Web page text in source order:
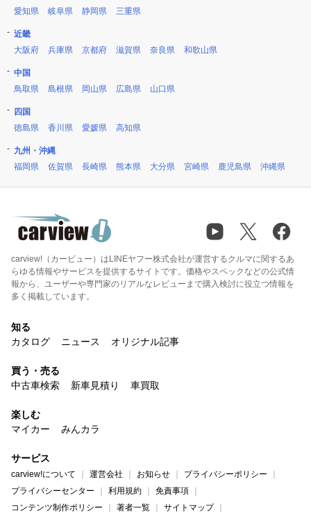
愛知県
岐阜県 静岡県 三重県
近畿
大阪府
兵庫県 京都府 滋賀県 奈良県 和歌山県
中国
鳥取県
島根県 岡山県 広島県 山口県
四国
徳島県
香川県 愛媛県 高知県
九州・沖縄
福岡県
佐賀県 長崎県 熊本県 大分県 宮崎県 鹿児島県 沖縄県
carview!（カービュー）はLINEヤフー株式会社が運営するクルマに関するあ
らゆる情報やサービスを提供するサイトです。価格やスペックなどの公式情
報から、ユーザーや専門家のリアルなレビューまで購入検討に役立つ情報を
多く掲載しています。
知る
カタログ
ニュース オリジナル記事
買う・売る
中古車検索
新車見積り 車買取
楽しむ
マイカー
みんカラ
サービス
carview!について 運営会社 お知らせ
プライバシーポリシー
プライバシーセンター
利用規約
免責事項
コンテンツ制作ポリシー
著者一覧
サイトマップ